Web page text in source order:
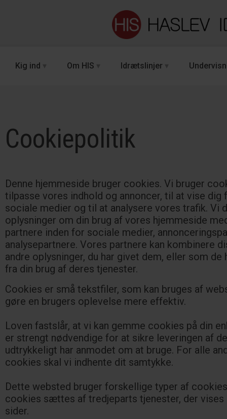
Kig ind Om HIS Idrætslinjer
Cookiepolitik
Denne hjemmeside bruger cookies. Vi bruger
tilpasse vores indhold og annoncer, til at vise dig
sociale medier og til at analysere vores trafik. Vi
oplysninger om din brug af vores hjemmeside
partnere inden for sociale medier,
analysepartnere. Vores partnere kan kombinere
andre oplysninger, du har givet dem, eller som de
fra din brug af deres tjenester.
Cookies er små tekstfiler, som kan bruges af
gøre en brugers oplevelse mere effektiv.
Loven fastslår, at vi kan gemme cookies på din
er strengt nødvendige for at sikre leveringen af
udtrykkeligt har anmodet om at bruge. For alle
cookies skal vi indhente dit samtykke.
Dette websted bruger forskellige typer af
cookies sættes af tredjeparts tjenester, der vises
sider.